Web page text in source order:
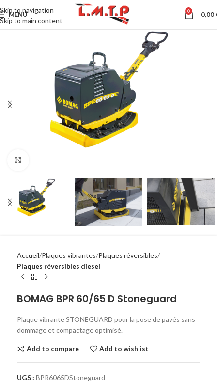
Skip to navigation
Skip to main content
MENU 0 0,00
Accueil Plaques vibrantes Plaques réversibles
Plaques réversibles diesel
BOMAG BPR 60/65 D Stoneguard
Plaque vibrante STONEGUARD pour la pose de pavés sans
dommage et compactage optimisé.
Add to compare Add to wishlist
UGS : BPR6065DStoneguard